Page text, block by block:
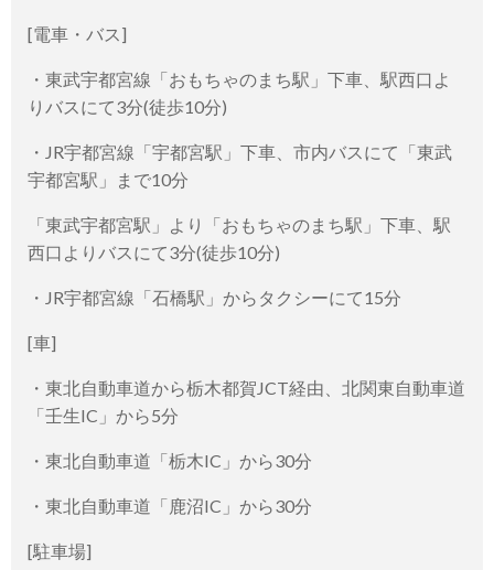
[電車・バス]
・東武宇都宮線「おもちゃのまち駅」下車、駅西口よ
りバスにて3分(徒歩10分)
・JR宇都宮線「宇都宮駅」下車、市内バスにて「東武
宇都宮駅」まで10分
「東武宇都宮駅」より「おもちゃのまち駅」下車、駅
西口よりバスにて3分(徒歩10分)
・JR宇都宮線「石橋駅」からタクシーにて15分
[車]
・東北自動車道から栃木都賀JCT経由、北関東自動車道
「壬生IC」から5分
・東北自動車道「栃木IC」から30分
・東北自動車道「鹿沼IC」から30分
[駐車場]